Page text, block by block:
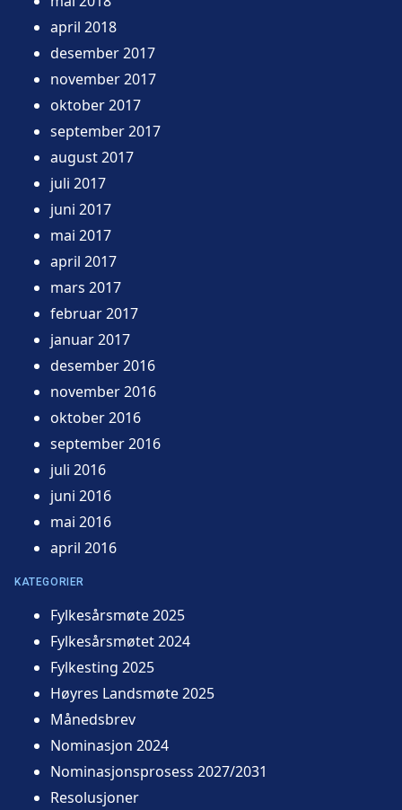
april 2018
desember 2017
november 2017
oktober 2017
september 2017
august 2017
juli 2017
juni 2017
mai 2017
april 2017
mars 2017
februar 2017
januar 2017
desember 2016
november 2016
oktober 2016
september 2016
juli 2016
juni 2016
mai 2016
april 2016
KATEGORIER
Fylkesårsmøte 2025
Fylkesårsmøtet 2024
Fylkesting 2025
Høyres Landsmøte 2025
Månedsbrev
Nominasjon 2024
Nominasjonsprosess 2027/2031
Resolusjoner